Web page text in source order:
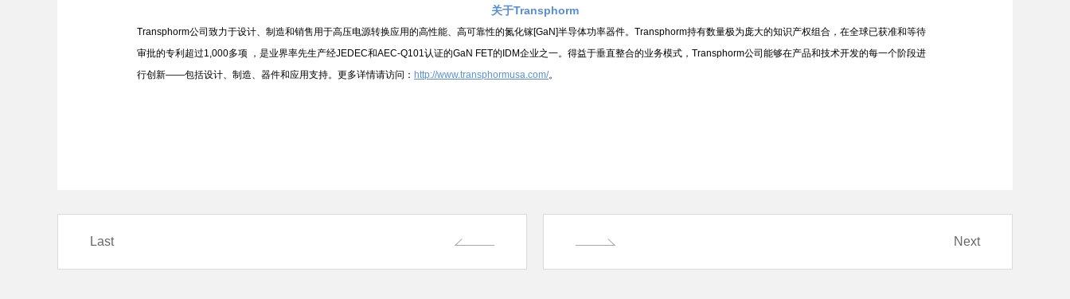
关于Transphorm
Transphorm公司致力于设计、制造和销售用于高压电源转换应用的高性能、高可靠性的氮化镓[GaN]半导体功率器件。Transphorm持有数量极为庞大的知识产权组合，在全球已获准和等待
审批的专利超过1,000多项 ，是业界率先生产经JEDEC和AEC-Q101认证的GaN FET的IDM企业之一。得益于垂直整合的业务模式，Transphorm公司能够在产品和技术开发的每一个阶段进
行创新——包括设计、制造、器件和应用支持。更多详情请访问： http://www.transphormusa.com/。
Last Next